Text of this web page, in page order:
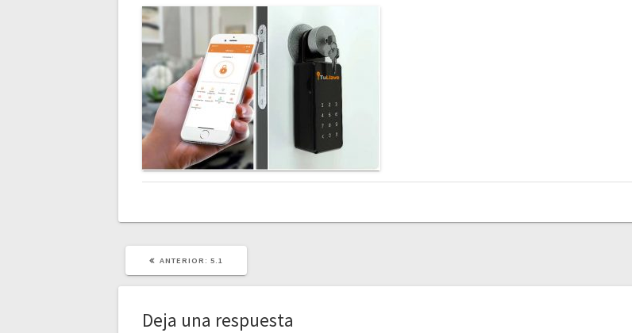
entradas
ANTERIOR: POST
5.1
Deja una respuesta